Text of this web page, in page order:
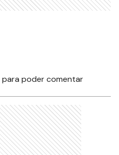
para poder comentar